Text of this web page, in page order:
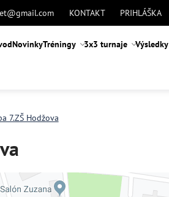
KONTAKT PRIHLÁŠKA
NovinkyTréningy 3x3 turnaje Výsledky
7.ZŠ Hodžova